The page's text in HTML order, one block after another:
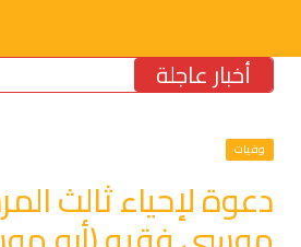
أخبار عاجلة
وفيات
دعوة لإحياء ثالث